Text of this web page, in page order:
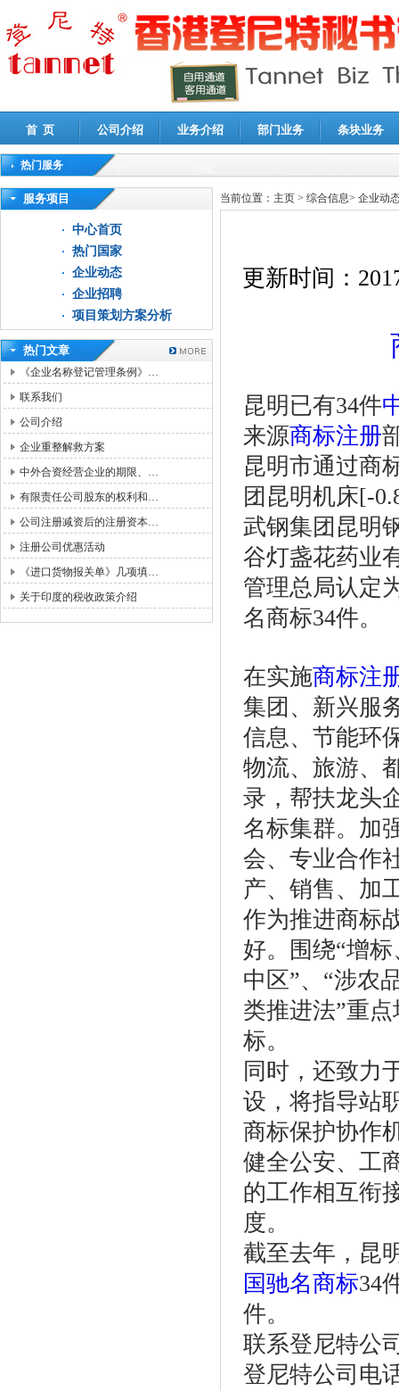
首 页 公司介绍 业务介绍 部门业务 条块业务
热门服务
高新技术企业认定审计|企业所得税汇算清缴申报鉴证
服务项目
中心首页
热门国家
企业动态
企业招聘
项目策划方案分析
热门文章
《企业名称登记管理条例》…
联系我们
公司介绍
企业重整解救方案
中外合资经营企业的期限、…
有限责任公司股东的权利和…
公司注册减资后的注册资本…
注册公司优惠活动
《进口货物报关单》几项填…
关于印度的税收政策介绍
当前位置： 主页 > 综合信息> 企业动
更新时间：
昆明已有34件
来源商标注册
昆明市通过商
团昆明机床[-
武钢集团昆明
谷灯盏花药业
管理总局认定
名商标34件。
在实施商标注
集团、新兴服
信息、节能环
物流、旅游、
录，帮扶龙头
名标集群。加
会、专业合作
产、销售、加
作为推进商标
好。围绕“增
中区”、“涉农
类推进法”重
标。
同时，还致力
设，将指导站
商标保护协作
健全公安、工
的工作相互衔
度。
截至去年，昆
国驰名商标34
件。
联系登尼特公
登尼特公司电